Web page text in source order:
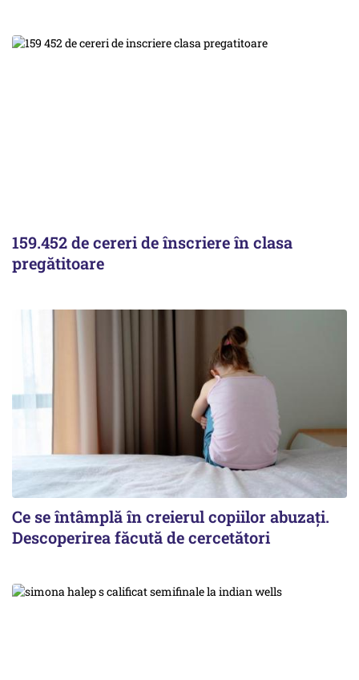
159.452 de cereri de înscriere în clasa
pregătitoare
Ce se întâmplă în creierul copiilor abuzați.
Descoperirea făcută de cercetători